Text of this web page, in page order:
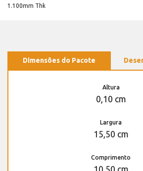
1.100mm Thk
Dimensões do Pacote
Altura
0,10 cm
Largura
15,50 cm
Comprimento